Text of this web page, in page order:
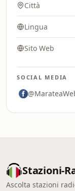
Città
Lingua
Sito Web
SOCIAL MEDIA
Stazioni-
Ascolta stazioni